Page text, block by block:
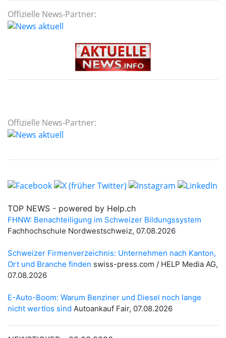
Offizielle News-Partner:
Offizielle News-Partner: